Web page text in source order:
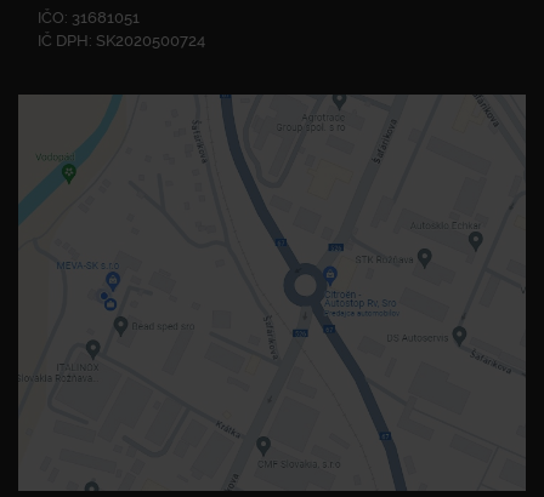
IČO: 31681051
IČ DPH: SK2020500724